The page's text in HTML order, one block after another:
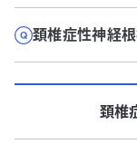
頚椎症性神経
頚椎